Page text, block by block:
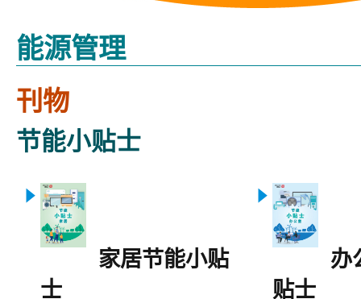
始
能源管理
刊物
节能小贴士
家居节能小贴
士
办
贴士